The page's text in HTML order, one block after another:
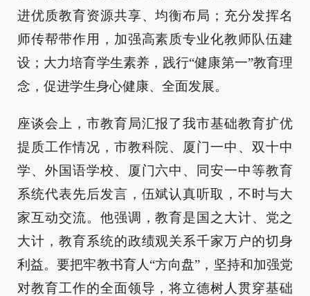
进优质教育资源共享、均衡布局；充分发挥名
师传帮带作用，加强高素质专业化教师队伍建
设；大力培育学生素养，践行“健康第一”教育理
念，促进学生身心健康、全面发展。
座谈会上，市教育局汇报了我市基础教育扩优
提质工作情况，市教科院、厦门一中、双十中
学、外国语学校、厦门六中、同安一中等教育
系统代表先后发言，伍斌认真听取，不时与大
家互动交流。他强调，教育是国之大计、党之
大计，教育系统的政绩观关系千家万户的切身
利益。要把牢教书育人“方向盘”，坚持和加强党
对教育工作的全面领导，将立德树人贯穿基础